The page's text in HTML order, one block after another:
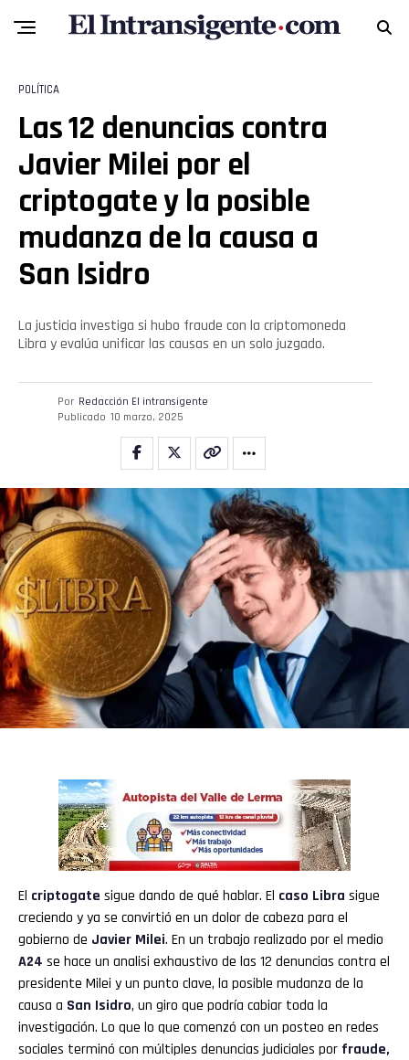
POLÍTICA
Las 12 denuncias contra
Javier Milei por el
criptogate y la posible
mudanza de la causa a
San Isidro
La justicia investiga si hubo fraude con la criptomoneda
Libra y evalúa unificar las causas en un solo juzgado.
Por Redacción El intransigente
Publicado 10 marzo, 2025
El criptogate sigue dando de qué hablar. El caso Libra sigue
creciendo y ya se convirtió en un dolor de cabeza para el
gobierno de Javier Milei. En un trabajo realizado por el medio
A24 se hace un analisi exhaustivo de las 12 denuncias contra el
presidente Milei y un punto clave, la posible mudanza de la
causa a San Isidro, un giro que podría cabiar toda la
investigación. Lo que lo que comenzó con un posteo en redes
sociales terminó con múltiples denuncias judiciales por fraude,